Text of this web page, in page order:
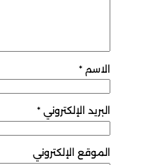
الاسم *
البريد الإلكتروني *
الموقع الإلكتروني